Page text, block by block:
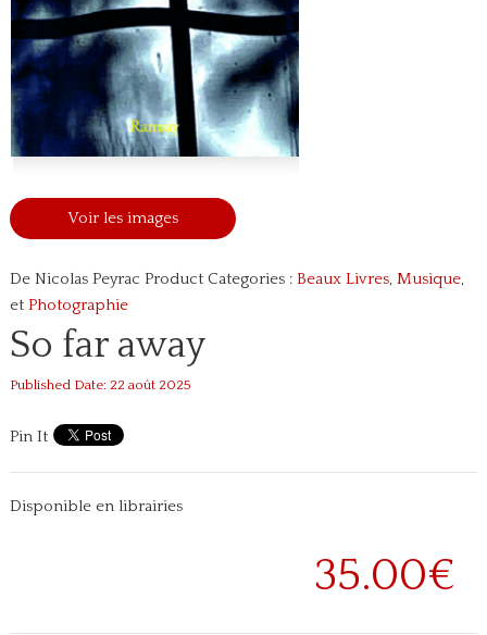
Voir les images
De Nicolas Peyrac Product Categories : Beaux Livres, Musique,
et Photographie
So far away
Published Date: 22 août 2025
Pin It
Disponible en librairies
35.00€